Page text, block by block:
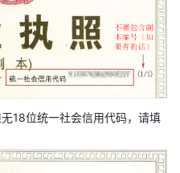
18位统一社会信用代码，请填